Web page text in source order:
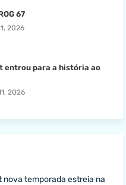
67
2026
entrou para a história ao
2026
nova temporada estreia na